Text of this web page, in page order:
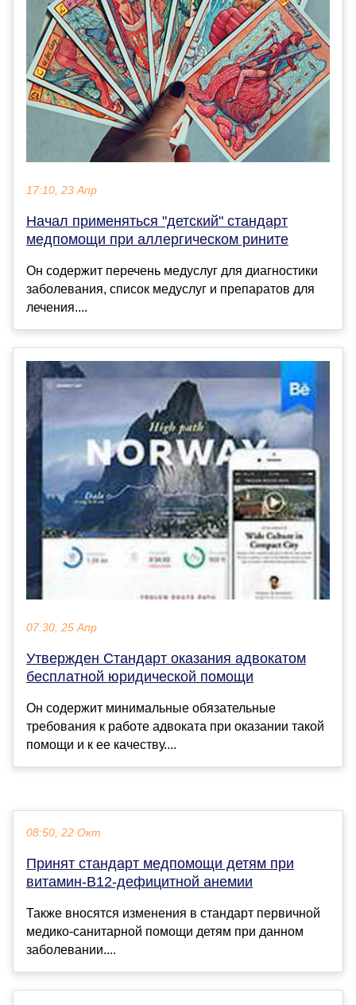
17:10, 23 Апр
Начал применяться "детский" стандарт
медпомощи при аллергическом рините
Он содержит перечень медуслуг для диагностики
заболевания, список медуслуг и препаратов для
лечения....
07:30, 25 Апр
Утвержден Стандарт оказания адвокатом
бесплатной юридической помощи
Он содержит минимальные обязательные
требования к работе адвоката при оказании такой
помощи и к ее качеству....
08:50, 22 Окт
Принят стандарт медпомощи детям при
витамин-В12-дефицитной анемии
Также вносятся изменения в стандарт первичной
медико-санитарной помощи детям при данном
заболевании....